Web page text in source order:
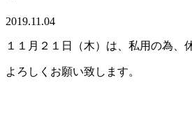
2019.11.04
１１月２１日（木）は、私用の為、
よろしくお願い致します。